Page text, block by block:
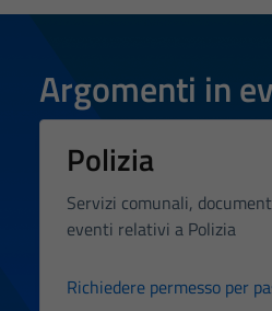
Argomenti in
Polizia
Servizi comunali,
eventi relativi a Polizia
Richiedere permesso per